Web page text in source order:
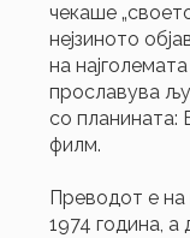
чекаше
нејзиното
на
прославува
со планината:
филм.
Преводот е на
1974 година, а